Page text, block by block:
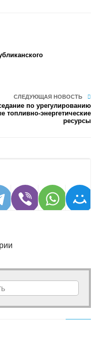
СЛЕДУЮЩАЯ НОВОСТЬ
по урегулированию
топливно-энергетические
ресурсы